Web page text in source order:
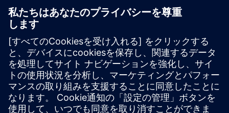
vadiMAP
For building owners and operators, vadiMAP substantially
simplifies the energy transition. It allows building owners
to save energy costs (up to 30%), gain autonomy (up to
24/7) and achieve carbon neutrality. Prescriptions are ini...
詳細情報